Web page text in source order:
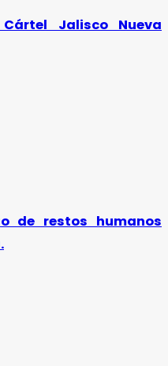
Jalisco Nueva
de restos humanos